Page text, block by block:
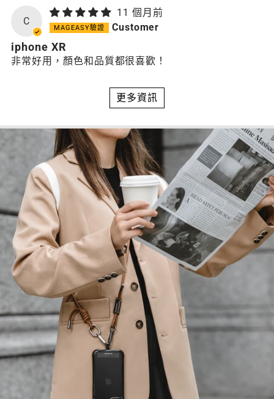
C
11 個月前
Customer
iphone XR
非常好用，顏色和品質都很喜歡！
更多資訊